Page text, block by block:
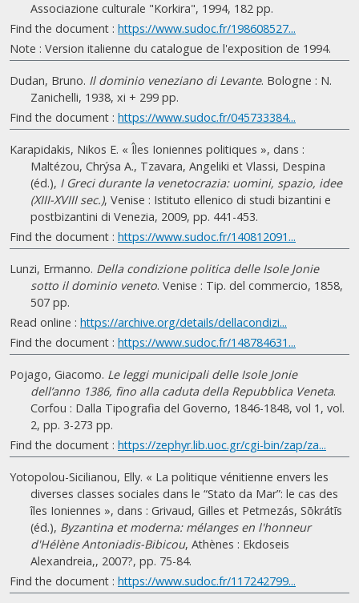
Associazione culturale "Korkira", 1994, 182 pp.
Find the document : https://www.sudoc.fr/198608527...
Note : Version italienne du catalogue de l'exposition de 1994.
Dudan, Bruno. Il dominio veneziano di Levante. Bologne : N.
Zanichelli, 1938, xi + 299 pp.
Find the document : https://www.sudoc.fr/045733384...
Karapidakis, Nikos E. « Îles Ioniennes politiques », dans :
Maltézou, Chrýsa A., Tzavara, Angeliki et Vlassi, Despina
(éd.), I Greci durante la venetocrazia: uomini, spazio, idee
(XIII-XVIII sec.), Venise : Istituto ellenico di studi bizantini e
postbizantini di Venezia, 2009, pp. 441-453.
Find the document : https://www.sudoc.fr/140812091...
Lunzi, Ermanno. Della condizione politica delle Isole Jonie
sotto il dominio veneto. Venise : Tip. del commercio, 1858,
507 pp.
Read online : https://archive.org/details/dellacondizi...
Find the document : https://www.sudoc.fr/148784631...
Pojago, Giacomo. Le leggi municipali delle Isole Jonie
dell’anno 1386, fino alla caduta della Repubblica Veneta.
Corfou : Dalla Tipografia del Governo, 1846-1848, vol 1, vol.
2, pp. 3-273 pp.
Find the document : https://zephyr.lib.uoc.gr/cgi-bin/zap/za...
Yotopolou-Sicilianou, Elly. « La politique vénitienne envers les
diverses classes sociales dans le “Stato da Mar”: le cas des
îles Ioniennes », dans : Grivaud, Gilles et Petmezás, Sōkrátīs
(éd.), Byzantina et moderna: mélanges en l'honneur
d'Hélène Antoniadis-Bibicou, Athènes : Ekdoseis
Alexandreia,, 2007?, pp. 75-84.
Find the document : https://www.sudoc.fr/117242799...